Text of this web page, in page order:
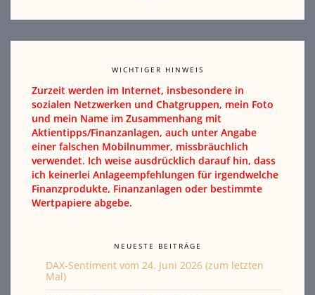
WICHTIGER HINWEIS
Zurzeit werden im Internet, insbesondere in
sozialen Netzwerken und Chatgruppen, mein Foto
und mein Name im Zusammenhang mit
Aktientipps/Finanzanlagen, auch unter Angabe
einer falschen Mobilnummer, missbräuchlich
verwendet. Ich weise ausdrücklich darauf hin, dass
ich keinerlei Anlageempfehlungen für irgendwelche
Finanzprodukte, Finanzanlagen oder bestimmte
Wertpapiere abgebe.
NEUESTE BEITRÄGE
DAX-Sentiment vom 24. Juni 2026 (zum letzten
Mal)